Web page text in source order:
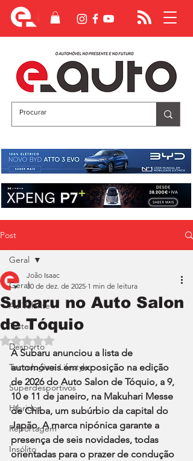
Post
Geral
Ao Volante
Teste
Desporto
Tecnologia e Lifestyle
Superdesportivos
Híbridos
Reportagem
Insólito
Geral
Subaru no Auto Salon
de Tóquio
João Isaac
30 de dez. de 2025 1 min de leitura
Avaliado com NaN de 5 estrelas.
A Subaru anunciou a lista de
automóveis em exposição na edição
de 2026 do Auto Salon de Tóquio, a 9,
10 e 11 de janeiro, na Makuhari Messe
de Chiba, um subúrbio da capital do
Japão. A marca nipónica garante a
presença de seis novidades, todas
orientadas para o prazer de condução